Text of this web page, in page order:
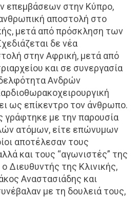
επεμβάσεων στην Κύπρο,
αποστολή στο
μετά από πρόσκληση των
δε νέα
στην Αφρική, μετά από
και σε συνεργασία
Ανδρών
ως επίκεντρο τον άνθρωπο.
γράφτηκε με την παρουσία
ατόμων, είτε επώνυμων
αποτέλεσαν τους
και τους “αγωνιστές” της
Διευθυντής της Κλινικής,
Αναστασιάδης και
με τη δουλειά τους,